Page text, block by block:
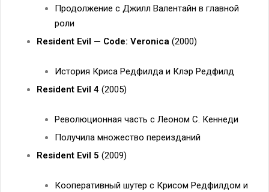
Продолжение с Джилл Валентайн в главной
роли
Resident Evil — Code: Veronica (2000)
История Криса Редфилда и Клэр Редфилд
Resident Evil 4 (2005)
Революционная часть с Леоном С. Кеннеди
Получила множество переизданий
Resident Evil 5 (2009)
Кооперативный шутер с Крисом Редфилдом и